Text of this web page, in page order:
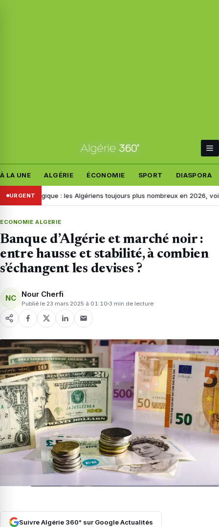
À LA UNE ALGÉRIE ÉCONOMIE SPORT DIASPORA
URGENT: les Algériens toujours plus nombreux en 2026, voici les
ECONOMIE ALGERIE
Banque d’Algérie et marché noir :
entre hausse et stabilité, à combien
s’échangent les devises ?
NC Nour Cherfi
Publié le 23 mars 2025 à 01:10 3 min de lecture
Suivre Algérie 360° sur Google Actualités